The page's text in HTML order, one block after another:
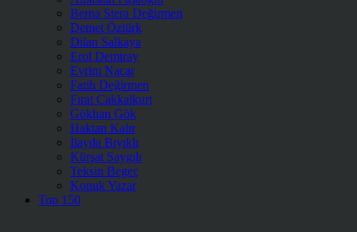
Berna Stera Değirmen
Demet Öztürk
Dilan Salkaya
Erol Demiray
Evrim Nacar
Fatih Değirmen
Fırat Çakkalkurt
Gökhan Gök
Haktan Kalır
İlayda Bıyıklı
Kürşat Saygılı
Teksin Begeç
Konuk Yazar
Top 150